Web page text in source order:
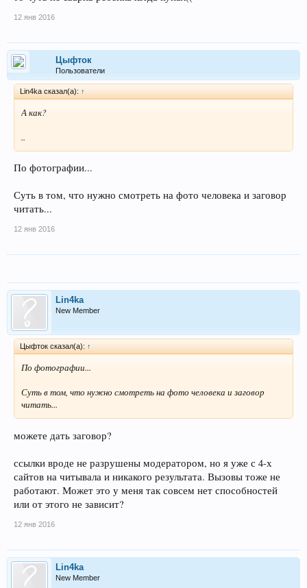
12 янв 2016
Цыфток
Пользователи
Lin4ka сказал(а): ↑
А как?
..
По фотографии...
Суть в том, что нужно смотреть на фото человека и заговор
читать...
12 янв 2016
Lin4ka
New Member
Цыфток сказал(а): ↑
По фотографии...
Суть в том, что нужно смотреть на фото человека и заговор
читать...
можете дать заговор?
ссылки вроде не разрушены модератором, но я уже с 4-х
сайтов на читывала и никакого результата. Вызовы тоже не
работают. Может это у меня так совсем нет способностей
или от этого не зависит?
12 янв 2016
Lin4ka
New Member